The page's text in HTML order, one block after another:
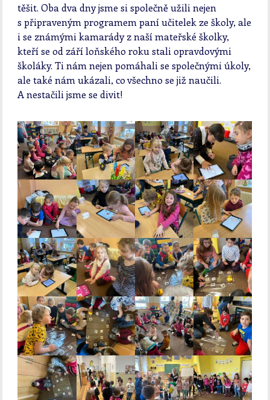
těšit. Oba dva dny jsme si společně užili nejen
s připraveným programem paní učitelek ze školy, ale
i se známými kamarády z naší mateřské školky,
kteří se od září loňského roku stali opravdovými
školáky. Ti nám nejen pomáhali se společnými úkoly,
ale také nám ukázali, co všechno se již naučili.
A nestačili jsme se divit!